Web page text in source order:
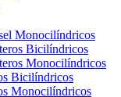
Monocilíndricos
Bicilíndricos
Monocilíndricos
Bicilíndricos
Monocilíndricos